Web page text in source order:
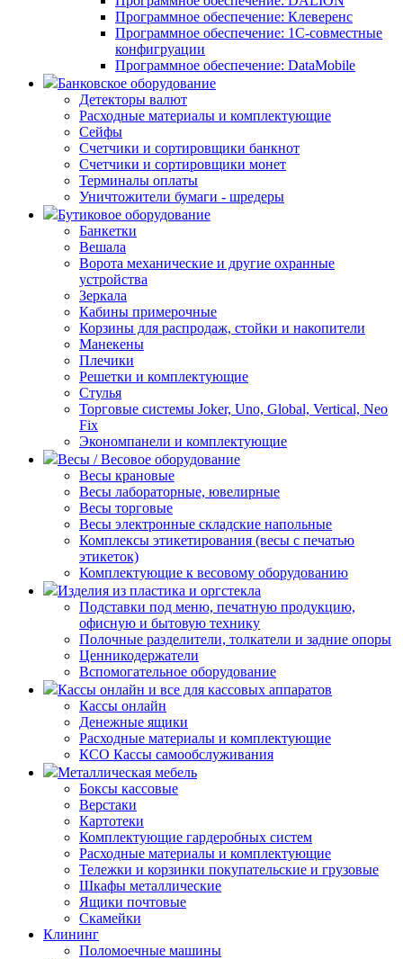
Программное обеспечение: Клеверенс
Программное обеспечение: 1С-совместные
конфигруации
Программное обеспечение: DataMobile
Банковское оборудование
Детекторы валют
Расходные материалы и комплектующие
Сейфы
Счетчики и сортировщики банкнот
Счетчики и сортировщики монет
Терминалы оплаты
Уничтожители бумаги - шредеры
Бутиковое оборудование
Банкетки
Вешала
Ворота механические и другие охранные
устройства
Зеркала
Кабины примерочные
Корзины для распродаж, стойки и накопители
Манекены
Плечики
Решетки и комплектующие
Стулья
Торговые системы Joker, Uno, Global, Vertical, Neo
Fix
Экономпанели и комплектующие
Весы / Весовое оборудование
Весы крановые
Весы лабораторные, ювелирные
Весы торговые
Весы электронные складские напольные
Комплексы этикетирования (весы с печатью
этикеток)
Комплектующие к весовому оборудованию
Изделия из пластика и оргстекла
Подставки под меню, печатную продукцию,
офисную и бытовую технику
Полочные разделители, толкатели и задние опоры
Ценникодержатели
Вспомогательное оборудование
Кассы онлайн и все для кассовых аппаратов
Кассы онлайн
Денежные ящики
Расходные материалы и комплектующие
КСО Кассы самообслуживания
Металлическая мебель
Боксы кассовые
Верстаки
Картотеки
Комплектующие гардеробных систем
Расходные материалы и комплектующие
Тележки и корзинки покупательские и грузовые
Шкафы металлические
Ящики почтовые
Скамейки
Клининг
Поломоечные машины